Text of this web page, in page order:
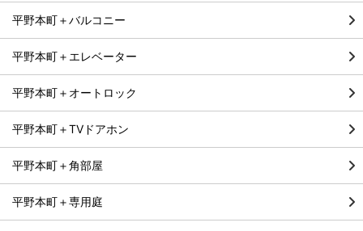
平野本町＋バルコニー
平野本町＋エレベーター
平野本町＋オートロック
平野本町＋TVドアホン
平野本町＋角部屋
平野本町＋専用庭